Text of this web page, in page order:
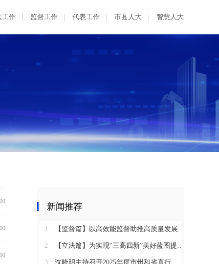
工作 监督工作 代表工作 市县人大 智慧人大
新闻推荐
1 【监督篇】以高效能监督助推高质量发展
2 【立法篇】为实现“三高四新”美好蓝图提供坚实法治保障
3 沈晓明主持召开2025年度市州和省直行业系统党（工）委书记抓基层党建工作述职评议会议